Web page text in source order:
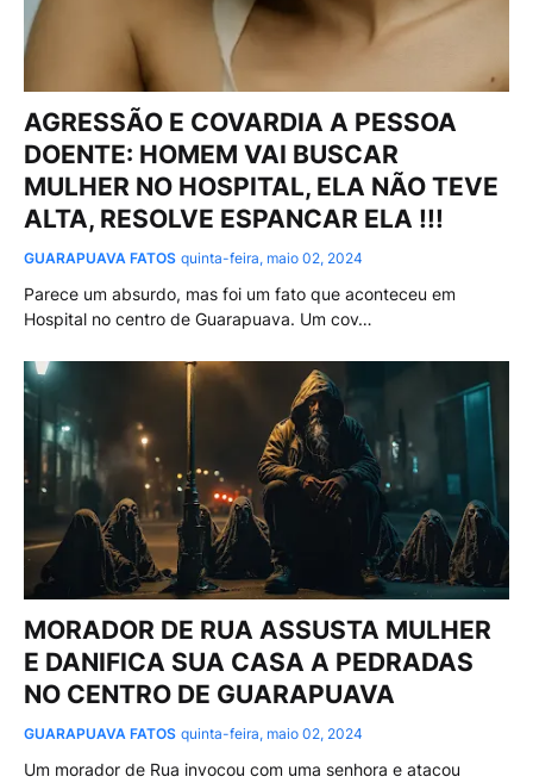
AGRESSÃO E COVARDIA A PESSOA
DOENTE: HOMEM VAI BUSCAR
MULHER NO HOSPITAL, ELA NÃO TEVE
ALTA, RESOLVE ESPANCAR ELA !!!
GUARAPUAVA FATOS quinta-feira, maio 02, 2024
Parece um absurdo, mas foi um fato que aconteceu em
Hospital no centro de Guarapuava. Um cov…
MORADOR DE RUA ASSUSTA MULHER
E DANIFICA SUA CASA A PEDRADAS
NO CENTRO DE GUARAPUAVA
GUARAPUAVA FATOS quinta-feira, maio 02, 2024
Um morador de Rua invocou com uma senhora e atacou